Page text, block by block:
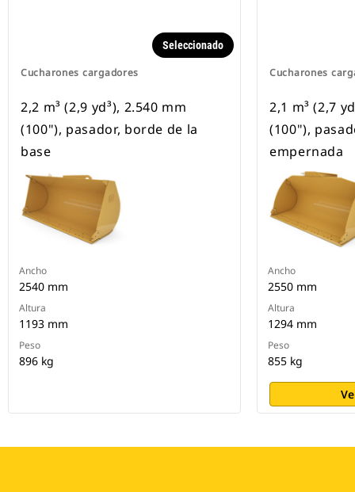
Cucharones cargadores
Seleccionado
2,2 m³ (2,9 yd³), 2.540 mm
(100"), pasador, borde de la
base
Ancho
2540 mm
Altura
1193 mm
Peso
896 kg
Cucharones
2,1 m³ (2,7
(100"),
empernada
Ancho
2550 mm
Altura
1294 mm
Peso
855 kg